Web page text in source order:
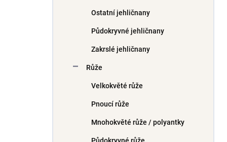
Ostatní jehličnany
Půdokryvné jehličnany
Zakrslé jehličnany
Růže
Velkokvěté růže
Pnoucí růže
Mnohokvěté růže / polyantky